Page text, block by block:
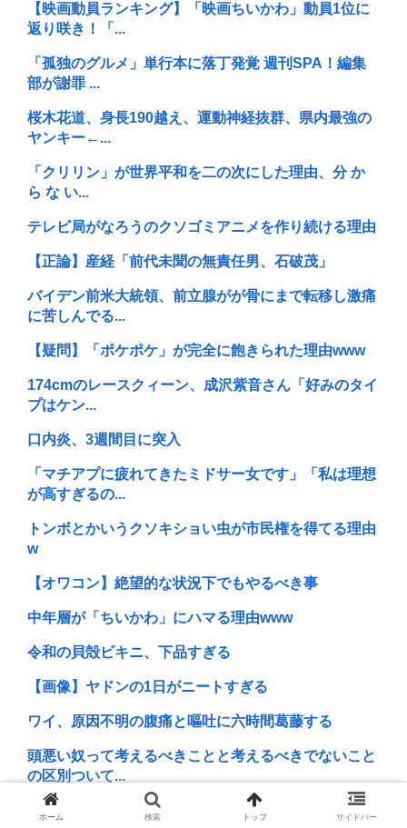
【映画動員ランキング】「映画ちいかわ」動員1位に
返り咲き！「...
「孤独のグルメ」単行本に落丁発覚 週刊SPA！編集
部が謝罪 ...
桜木花道、身長190越え、運動神経抜群、県内最強の
ヤンキー←...
「クリリン」が世界平和を二の次にした理由、分 か
ら な い...
テレビ局がなろうのクソゴミアニメを作り続ける理由
【正論】産経「前代未聞の無責任男、石破茂」
バイデン前米大統領、前立腺がが骨にまで転移し激痛
に苦しんでる...
【疑問】「ポケポケ」が完全に飽きられた理由www
174cmのレースクィーン、成沢紫音さん「好みのタイ
プはケン...
口内炎、3週間目に突入
「マチアプに疲れてきたミドサー女です」「私は理想
が高すぎるの...
トンボとかいうクソキショい虫が市民権を得てる理由
w
【オワコン】絶望的な状況下でもやるべき事
中年層が「ちいかわ」にハマる理由www
令和の貝殻ビキニ、下品すぎる
【画像】ヤドンの1日がニートすぎる
ワイ、原因不明の腹痛と嘔吐に六時間葛藤する
頭悪い奴って考えるべきことと考えるべきでないこと
の区別ついて...
酷暑でホームレスが空港に集結
ホーム 検索 トップ サイドバー